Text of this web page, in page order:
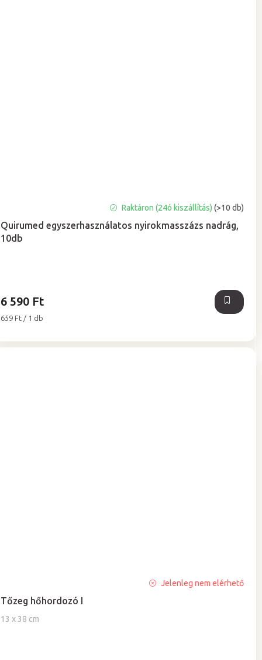
Quirumed egyszerhasználatos nyirokmasszázs nadrág,
10db
termék
átlagos
értékelése
Raktáron (24ó kiszállítás)(>10 db)
6 590 Ft
Egységár:
659 Ft / 1 db
Tőzeg hőhordozó I
13 x 38 cm
termék
átlagos
értékelése
Jelenleg nem elérhető